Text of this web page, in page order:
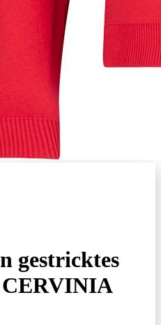
gestricktes